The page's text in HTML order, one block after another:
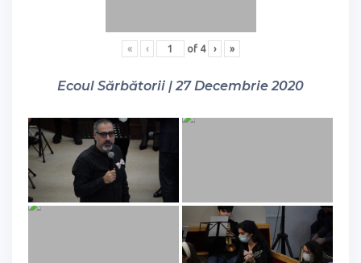
« ‹ of 4 › »
Ecoul Sărbătorii | 27 Decembrie 2020